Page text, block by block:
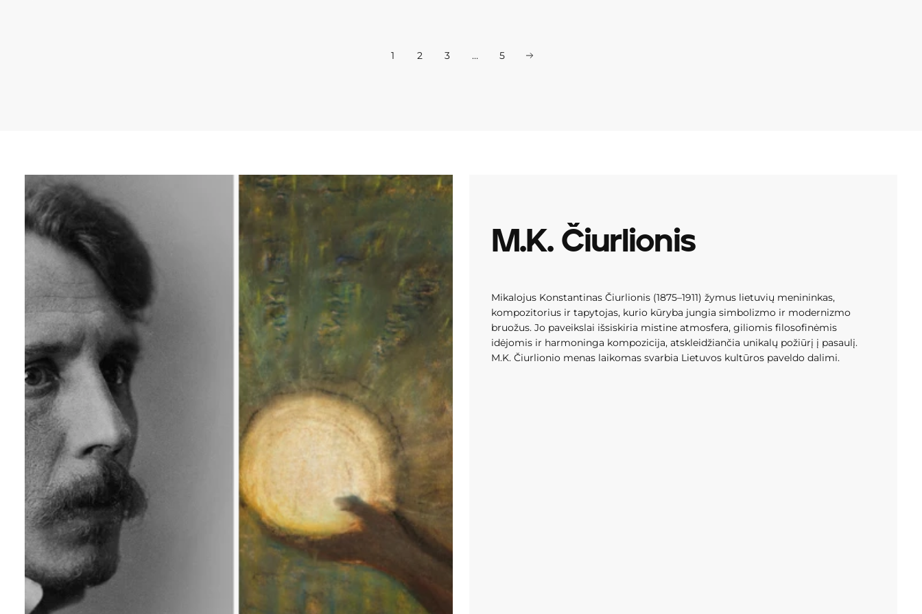
1 2 3 … 5
M.K. Čiurlionis
Mikalojus Konstantinas Čiurlionis (1875–1911) žymus lietuvių menininkas,
kompozitorius ir tapytojas, kurio kūryba jungia simbolizmo ir modernizmo
bruožus. Jo paveikslai išsiskiria mistine atmosfera, giliomis filosofinėmis
idėjomis ir harmoninga kompozicija, atskleidžiančia unikalų požiūrį į pasaulį.
M.K. Čiurlionio menas laikomas svarbia Lietuvos kultūros paveldo dalimi.